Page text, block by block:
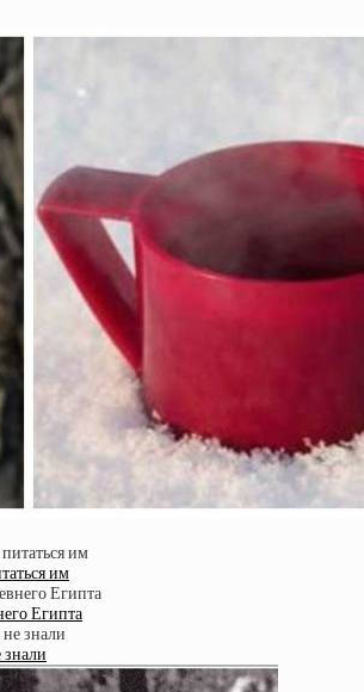
им
Египта